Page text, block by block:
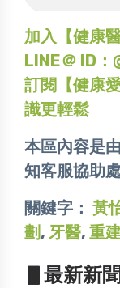
加入【健康
LINE＠ ID
訂閱【健康
識更輕鬆
本區內容是
知客服協助
關鍵字： 黃
劃 , 牙醫, 重
▋最新新聞